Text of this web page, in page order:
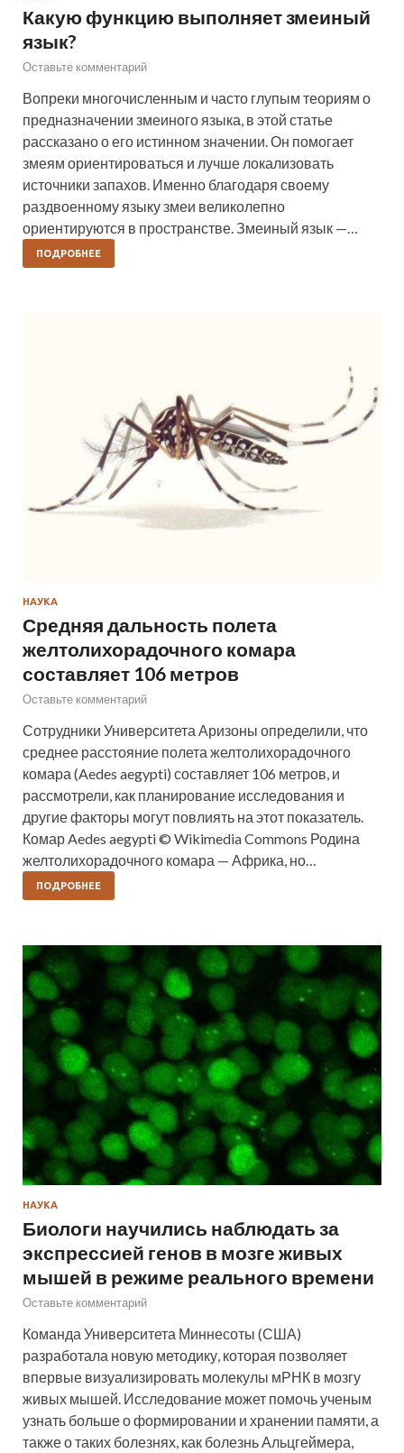
Какую функцию выполняет змеиный
язык?
Оставьте комментарий
Вопреки многочисленным и часто глупым теориям о
предназначении змеиного языка, в этой статье
рассказано о его истинном значении. Он помогает
змеям ориентироваться и лучше локализовать
источники запахов. Именно благодаря своему
раздвоенному языку змеи великолепно
ориентируются в пространстве. Змеиный язык —…
ПОДРОБНЕЕ
НАУКА
Средняя дальность полета
желтолихорадочного комара
составляет 106 метров
Оставьте комментарий
Сотрудники Университета Аризоны определили, что
среднее расстояние полета желтолихорадочного
комара (Aedes aegypti) составляет 106 метров, и
рассмотрели, как планирование исследования и
другие факторы могут повлиять на этот показатель.
Комар Aedes aegypti © Wikimedia Commons Родина
желтолихорадочного комара — Африка, но…
ПОДРОБНЕЕ
НАУКА
Биологи научились наблюдать за
экспрессией генов в мозге живых
мышей в режиме реального времени
Оставьте комментарий
Команда Университета Миннесоты (США)
разработала новую методику, которая позволяет
впервые визуализировать молекулы мРНК в мозгу
живых мышей. Исследование может помочь ученым
узнать больше о формировании и хранении памяти, а
также о таких болезнях, как болезнь Альцгеймера,